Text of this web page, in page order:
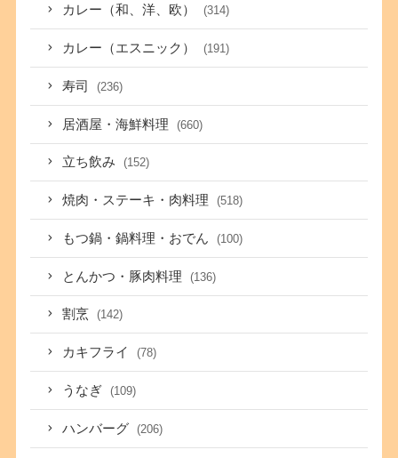
カレー（和、洋、欧） (314)
カレー（エスニック） (191)
寿司 (236)
居酒屋・海鮮料理 (660)
立ち飲み (152)
焼肉・ステーキ・肉料理 (518)
もつ鍋・鍋料理・おでん (100)
とんかつ・豚肉料理 (136)
割烹 (142)
カキフライ (78)
うなぎ (109)
ハンバーグ (206)